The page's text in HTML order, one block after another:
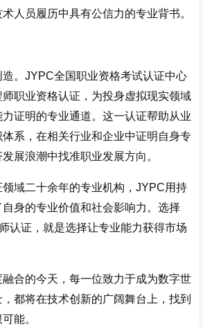
人员履历中具有公信力的专业背书。
。JYPC全国职业资格考试认证中心
职业资格认证，为投身虚拟现实领域
证明的专业通道。这一认证帮助从业
系，在相关行业和企业中证明自身专
展浪潮中找准职业发展方向。
域二十余年的专业机构，JYPC用持
身的专业价值和社会影响力。选择
认证，就是选择让专业能力获得市场
合的今天，每一位致力于成为数字世
都将在技术创新的广阔舞台上，找到
能。